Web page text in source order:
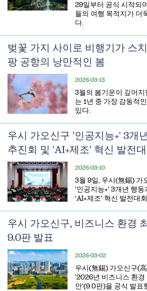
29일부터 공식 시작되
들의 여행 목적지가 더
다.
벚꽃 가지 사이로 비행기가 스
팡 공항의 낭만적인 봄
2026-03-13
​3월의 봄기운이 깊어
는 1년 중 가장 감동적
있다.
우시 가오신구 '인공지능+' 3개
추진회 및 'AI+제조' 혁신 발전
2026-03-10
​3월 9일, 우시(無錫) 가
'인공지능+' 3개년 행동
'AI+제조' 혁신 발전대
우시 가오신구, 비즈니스 환경
9.0판 발표
2026-03-02
우시(無錫) 가오신구(
'2026년 비즈니스 환경
안'(9.0판)을 공식 발표